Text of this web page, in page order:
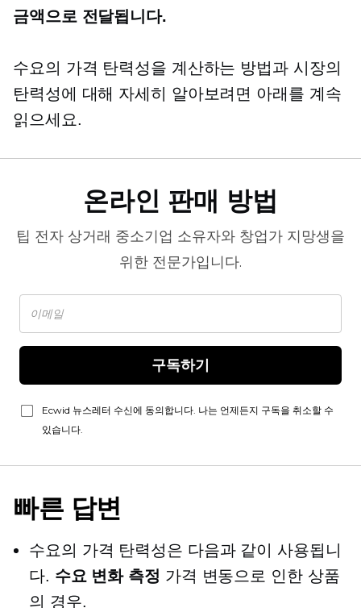
금액으로 전달됩니다.
수요의 가격 탄력성을 계산하는 방법과 시장의
탄력성에 대해 자세히 알아보려면 아래를 계속
읽으세요.
온라인 판매 방법
팁 전자 상거래 중소기업 소유자와 창업가 지망생을
위한 전문가입니다.
구독하기
Ecwid 뉴스레터 수신에 동의합니다. 나는 언제든지 구독을 취소할 수
있습니다.
빠른 답변
수요의 가격 탄력성은 다음과 같이 사용됩니
다. 수요 변화 측정 가격 변동으로 인한 상품
의 경우.